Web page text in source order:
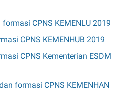
CPNS KEMENLU 2019
CPNS KEMENHUB 2019
CPNS Kementerian ESDM
formasi CPNS KEMENHAN